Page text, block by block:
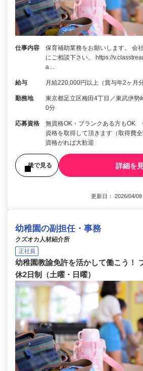
仕事内容
保育補助業務をお願いします。 会
にご相談下さい。 https://
a…
給与 月給220,000円以上（賞与年2ヶ月分
勤務地
東京都足立区梅田4丁目／東武伊勢
0分
応募資格
無資格OK・ブランクある方もOK
資格を取得して頂きます（取得
資格がれば大歓迎
後で見る 詳細を
更新日： 2026/04/
幼稚園の副担任・事務
クズオカ人材紹介所
正社員
幼稚園教諭免許を活かして働こう！
休2日制（土曜・日曜）